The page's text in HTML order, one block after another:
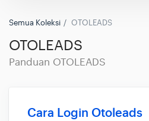
Semua Koleksi OTOLEADS
OTOLEADS
Panduan OTOLEADS
Cara Login Otoleads